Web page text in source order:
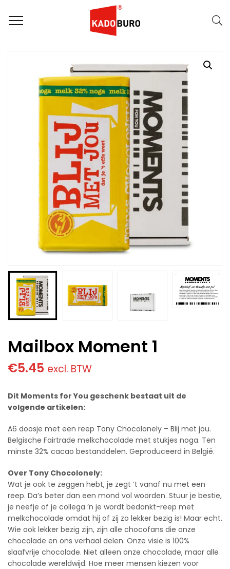
Home
Moments for you pakketten
Mailbox Moment 1
€5.45 excl. BTW
Dit Moments for You geschenk bestaat uit de
volgende artikelen:
A6 doosje met een reep Tony Chocolonely – Blij met jou.
Belgische Fairtrade melkchocolade met stukjes noga. Ten
minste 32% cacao bestanddelen. Geproduceerd in België.
Over Tony Chocolonely:
Wat je ook te zeggen hebt, je zegt ’t vanaf nu met een
reep. Da’s beter dan een mond vol woorden. Stuur je bestie,
je neefje of je collega ’n je wordt bedankt-reep met
melkchocolade omdat hij of zij zo lekker bezig is! Maar echt.
Wie ook lekker bezig zijn, zijn alle chocofans die onze
chocolade en ons verhaal delen. Onze visie is 100%
slaafvrije chocolade. Niet alleen onze chocolade, maar alle
chocolade wereldwijd. Hoe meer mensen kiezen voor